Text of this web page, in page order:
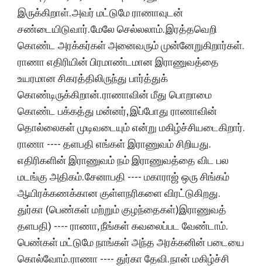
இருக்கிறாள். அவர் மட்டுமே ராணாவுடன்
சண்டையிடுவார். மேலே செல்லலாம். இரத்தவெறி
கொண்ட அரக்கர்கள் அனைவரும் முன்னேறுகிறார்கள்.
ராணா எதிரியின் பிரமாண்டமான இராணுவத்தை
உயரமான சிகரத்திலிருந்து பார்த்துக்
கொண்டிருக்கிறான். ராணாவின் மீது பொறாமை
கொண்ட பக்கத்து மன்னர், இப்போது ராணாவின்
தொல்லைகள் முடிவடையும் என்று மகிழ்ச்சியடைகிறார்.
ராணா ---- தளபதி எங்கள் இராணுவம் சிறியது.
எதிரிகளின் இராணுவம் நம் இராணுவத்தை விட பல
மடங்கு அதிகம். சேனாபதி ---- மகாராஜ் ஒரு சிங்கம்
ஆயிரக்கணக்கான குள்ளநரிகளை விரட்டுகிறது.
துர்கா (பெண்கள் மற்றும் குழந்தைகள்)இராணுவத்
தளபதி) ---- ராணா, நீங்கள் கவலைப்பட வேண்டாம்.
பெண்கள் மட்டுமே நாங்கள் அந்த அரக்கனின் படையை
கொல்வோம். ராணா ---- துர்கா தேவி. நான் மகிழ்ச்சி